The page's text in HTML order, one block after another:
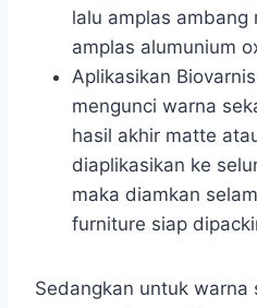
lalu amplas ambang
amplas alumunium
Aplikasikan
mengunci warna
hasil akhir matte
diaplikasikan ke
maka diamkan
furniture siap
Sedangkan untuk warna